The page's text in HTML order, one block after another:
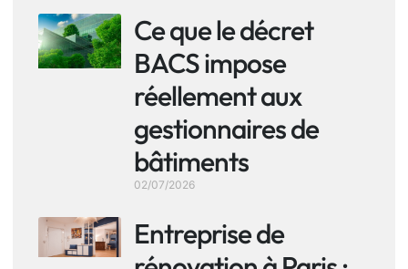
Ce que le décret
BACS impose
réellement aux
gestionnaires de
bâtiments
02/07/2026
Entreprise de